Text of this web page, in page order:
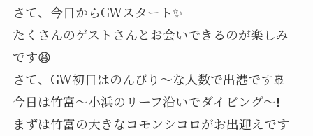
さて、今日からGWスタート✨
たくさんのゲストさんとお会いできるのが楽しみ
です😆
さて、GW初日はのんびり～な人数で出港です🚢
今日は竹富～小浜のリーフ沿いでダイビング～❗
まずは竹富の大きなコモンシコロがお出迎えです